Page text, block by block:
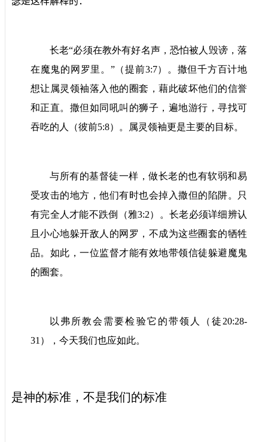
长老“必须在教外有好名声，恐怕被人毁谤，落
在魔鬼的网罗里。”（提前3:7）。撒但千方百计地
想让属灵领袖落入他的圈套，藉此破坏他们的信誉
和正直。撒但如同吼叫的狮子，遍地游行，寻找可
吞吃的人（彼前5:8）。属灵领袖更是主要的目标。
与所有的基督徒一样，做长老的也有软弱和易
受攻击的地方，他们有时也会掉入撒但的陷阱。只
有完全人才能不跌倒（雅3:2）。长老必须详细辨认
且小心地躲开敌人的网罗，不成为这些圈套的牺牲
品。如此，一位监督才能有效地带领信徒躲避魔鬼
的圈套。
以弗所教会需要检验它的带领人（徒 20:28-
31 ），今天我们也应如此。
是神的标准，不是我们的标准